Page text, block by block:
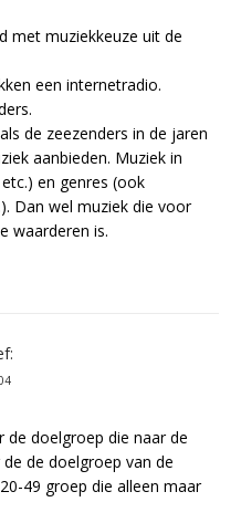
met muziekkeuze uit de
een internetradio.
de zeezenders in de jaren
aanbieden. Muziek in
en genres (ook
Dan wel muziek die voor
waarderen is.
doelgroep die naar de
de doelgroep van de
49 groep die alleen maar